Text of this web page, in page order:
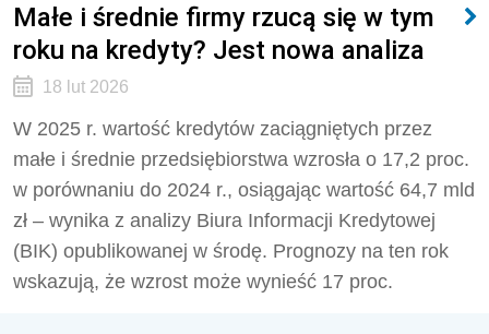
Małe i średnie firmy rzucą się w tym
roku na kredyty? Jest nowa analiza
18 lut 2026
W 2025 r. wartość kredytów zaciągniętych przez
małe i średnie przedsiębiorstwa wzrosła o 17,2 proc.
w porównaniu do 2024 r., osiągając wartość 64,7 mld
zł – wynika z analizy Biura Informacji Kredytowej
(BIK) opublikowanej w środę. Prognozy na ten rok
wskazują, że wzrost może wynieść 17 proc.